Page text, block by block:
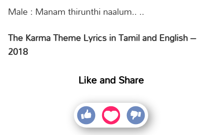
Male : Manam thirunthi naalum.. ..
The Karma Theme Lyrics in Tamil and English –
2018
Like and Share